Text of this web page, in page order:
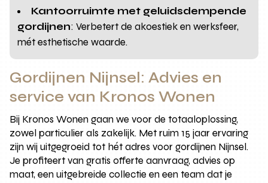
Kantoorruimte met geluidsdempende
gordijnen: Verbetert de akoestiek en werksfeer,
mét esthetische waarde.
Gordijnen Nijnsel: Advies en
service van Kronos Wonen
Bij Kronos Wonen gaan we voor de totaaloplossing,
zowel particulier als zakelijk. Met ruim 15 jaar ervaring
zijn wij uitgegroeid tot hét adres voor gordijnen Nijnsel.
Je profiteert van gratis offerte aanvraag, advies op
maat, een uitgebreide collectie en een team dat je